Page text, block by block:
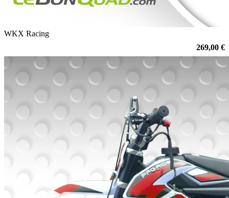
WKX Racing
269,00 €